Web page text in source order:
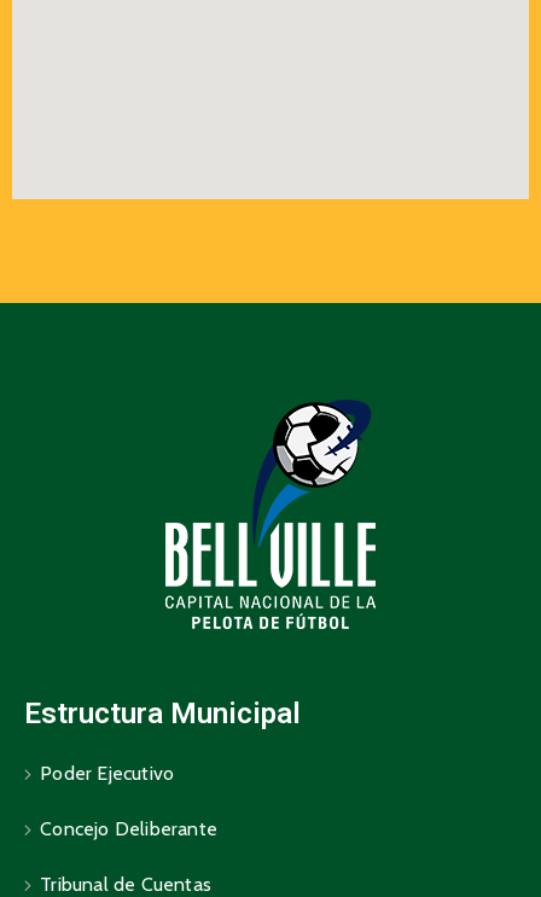
Estructura Municipal
Poder Ejecutivo
Concejo Deliberante
Tribunal de Cuentas